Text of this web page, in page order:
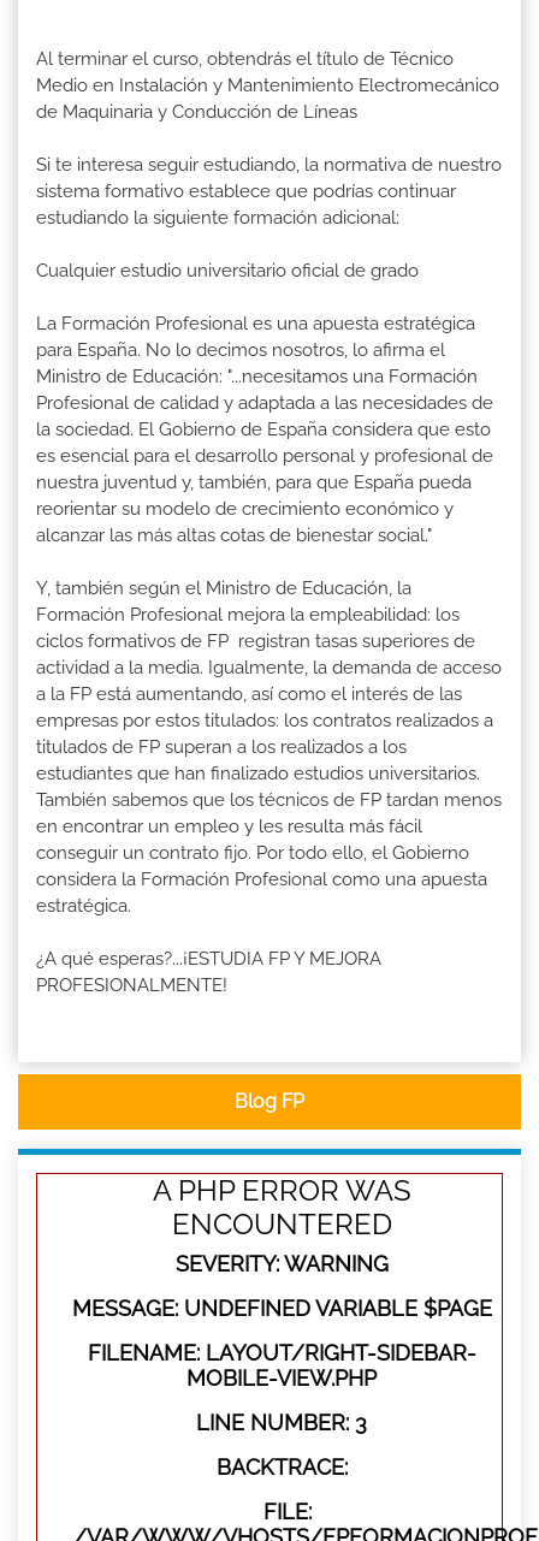
Al terminar el curso, obtendrás el título de Técnico
Medio en Instalación y Mantenimiento Electromecánico
de Maquinaria y Conducción de Líneas
Si te interesa seguir estudiando, la normativa de nuestro
sistema formativo establece que podrías continuar
estudiando la siguiente formación adicional:
Cualquier estudio universitario oficial de grado
La Formación Profesional es una apuesta estratégica
para España. No lo decimos nosotros, lo afirma el
Ministro de Educación: "...necesitamos una Formación
Profesional de calidad y adaptada a las necesidades de
la sociedad. El Gobierno de España considera que esto
es esencial para el desarrollo personal y profesional de
nuestra juventud y, también, para que España pueda
reorientar su modelo de crecimiento económico y
alcanzar las más altas cotas de bienestar social."
Y, también según el Ministro de Educación, la
Formación Profesional mejora la empleabilidad: los
ciclos formativos de FP registran tasas superiores de
actividad a la media. Igualmente, la demanda de acceso
a la FP está aumentando, así como el interés de las
empresas por estos titulados: los contratos realizados a
titulados de FP superan a los realizados a los
estudiantes que han finalizado estudios universitarios.
También sabemos que los técnicos de FP tardan menos
en encontrar un empleo y les resulta más fácil
conseguir un contrato fijo. Por todo ello, el Gobierno
considera la Formación Profesional como una apuesta
estratégica.
¿A qué esperas?...¡ESTUDIA FP Y MEJORA
PROFESIONALMENTE!
Blog FP
A PHP ERROR WAS
ENCOUNTERED
SEVERITY: WARNING
MESSAGE: UNDEFINED VARIABLE $PAGE
FILENAME: LAYOUT/RIGHT-SIDEBAR-
MOBILE-VIEW.PHP
LINE NUMBER: 3
BACKTRACE:
FILE: